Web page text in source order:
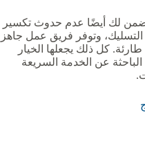
لك أيضًا عدم حدوث تكسير
التسليك، وتوفر فريق عمل جاهز
كل ذلك يجعلها الخيار
عن الخدمة السريعة